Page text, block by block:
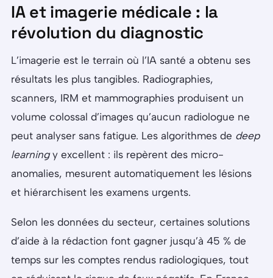
IA et imagerie médicale : la
révolution du diagnostic
L’imagerie est le terrain où l’IA santé a obtenu ses
résultats les plus tangibles. Radiographies,
scanners, IRM et mammographies produisent un
volume colossal d’images qu’aucun radiologue ne
peut analyser sans fatigue. Les algorithmes de deep
learningy excellent : ils repèrent des micro-
anomalies, mesurent automatiquement les lésions
et hiérarchisent les examens urgents.
Selon les données du secteur, certaines solutions
d’aide à la rédaction font gagner jusqu’à 45 % de
temps sur les comptes rendus radiologiques, tout